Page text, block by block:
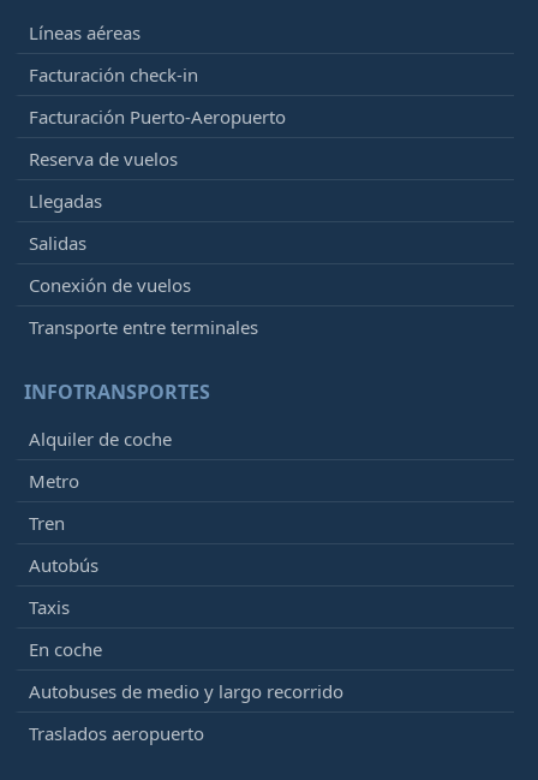
Líneas aéreas
Facturación check-in
Facturación Puerto-Aeropuerto
Reserva de vuelos
Llegadas
Salidas
Conexión de vuelos
Transporte entre terminales
INFOTRANSPORTES
Alquiler de coche
Metro
Tren
Autobús
Taxis
En coche
Autobuses de medio y largo recorrido
Traslados aeropuerto